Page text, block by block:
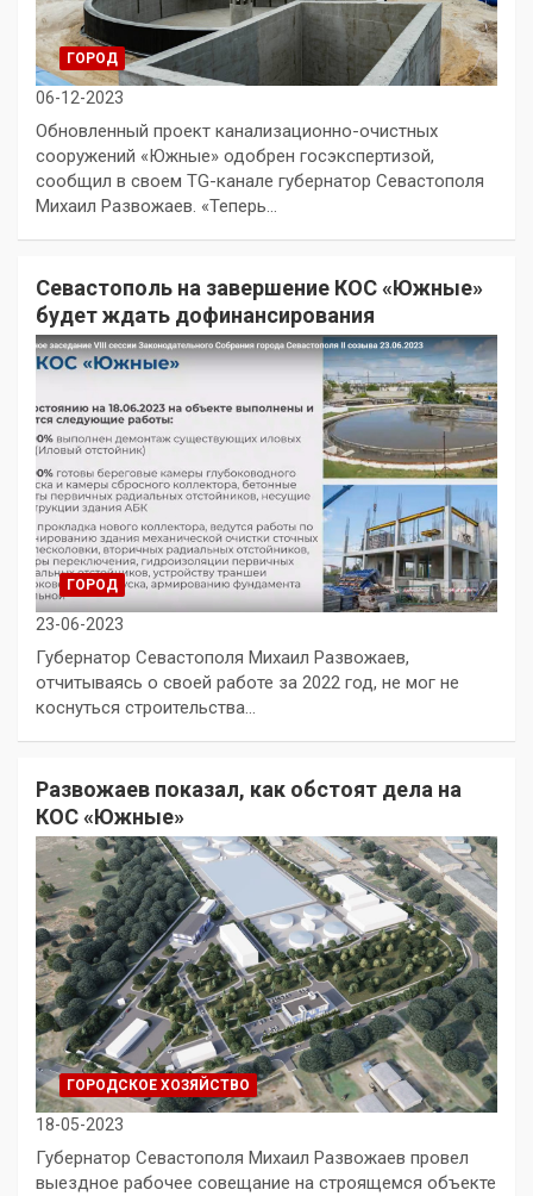
ГОРОД
06-12-2023
Обновленный проект канализационно-очистных
сооружений «Южные» одобрен госэкспертизой,
сообщил в своем TG-канале губернатор Севастополя
Михаил Развожаев. «Теперь…
Севастополь на завершение КОС «Южные»
будет ждать дофинансирования
ГОРОД
23-06-2023
Губернатор Севастополя Михаил Развожаев,
отчитываясь о своей работе за 2022 год, не мог не
коснуться строительства…
Развожаев показал, как обстоят дела на
КОС «Южные»
ГОРОДСКОЕ ХОЗЯЙСТВО
18-05-2023
Губернатор Севастополя Михаил Развожаев провел
выездное рабочее совещание на строящемся объекте